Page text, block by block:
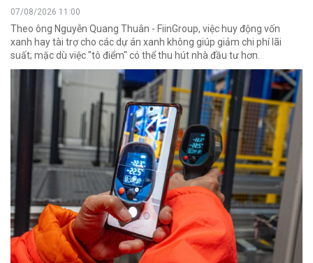
07/08/2026 11:00
Theo ông Nguyễn Quang Thuân - FiinGroup, việc huy động vốn
xanh hay tài trợ cho các dự án xanh không giúp giảm chi phí lãi
suất; mặc dù việc "tô điểm" có thể thu hút nhà đầu tư hơn.